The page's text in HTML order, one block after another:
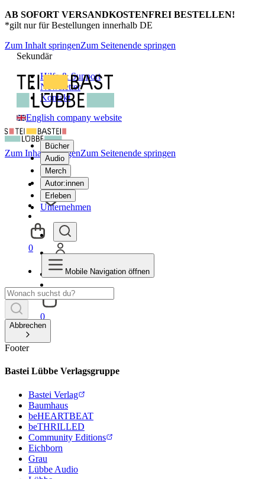
AB SOFORT VERSANDKOSTENFREI BESTELLEN!
*gilt nur für Bestellungen innerhalb DE
Zum Inhalt springenZum Seitenende springen
Sekundär
Hilfe & Support
Newsletter
Kontakt
English company website
Bücher
Audio
Merch
Autor:innen
Erleben
Unternehmen
0
Zum Inhalt springenZum Seitenende springen
0
Mobile Navigation öffnen
Abbrechen
Footer
Bastei Lübbe Verlagsgruppe
Bastei Verlag
Baumhaus
beHEARTBEAT
beTHRILLED
Community Editions
Eichborn
Grau
Lübbe Audio